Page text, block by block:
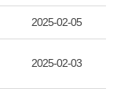
2025-02-05
2025-02-03